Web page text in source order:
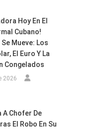
Hoy En El
Cubano!
Mueve: Los
El Euro Y La
Congelados
2026
A Chofer De
El Robo En Su